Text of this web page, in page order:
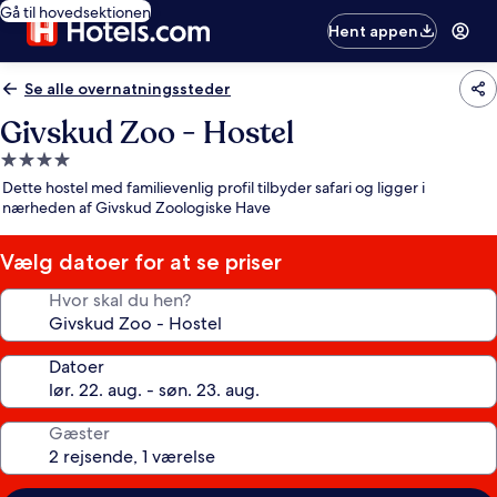
Gå til hovedsektionen
Hent appen
Se alle overnatningssteder
Givskud Zoo - Hostel
4.0-
stjernet
overnatningssted
Dette hostel med familievenlig profil tilbyder safari og ligger i
nærheden af Givskud Zoologiske Have
Vælg datoer for at se priser
Hvor skal du hen?
Datoer
Gæster